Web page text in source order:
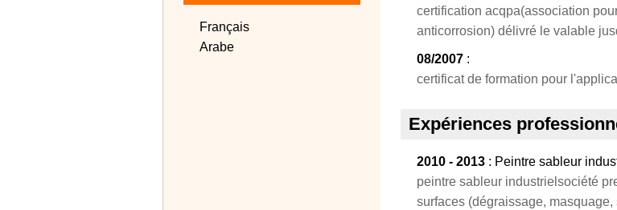
Français
Arabe
certification acqpa(association
anticorrosion) délivré le valable
08/2007 :
certificat de formation pour
Expériences
2010 - 2013 : Peintre sableur
peintre sableur industrielsociété
surfaces (dégraissage,